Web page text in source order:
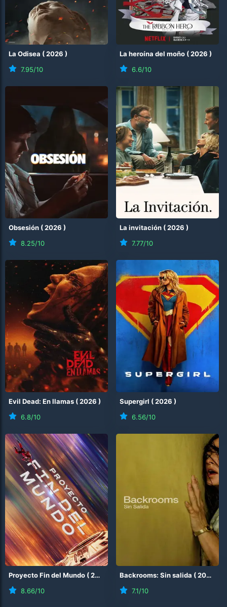
La Odisea (2026 )
7.95/10
La heroína del moño (2026 )
6.6/10
Obsesión (2026 )
8.25/10
La invitación (2026 )
7.77/10
Evil Dead: En llamas (2026 )
6.8/10
Supergirl (2026 )
6.56/10
Proyecto Fin del Mundo (2026
8.66/10
Backrooms: Sin salida (2026
7.1/10